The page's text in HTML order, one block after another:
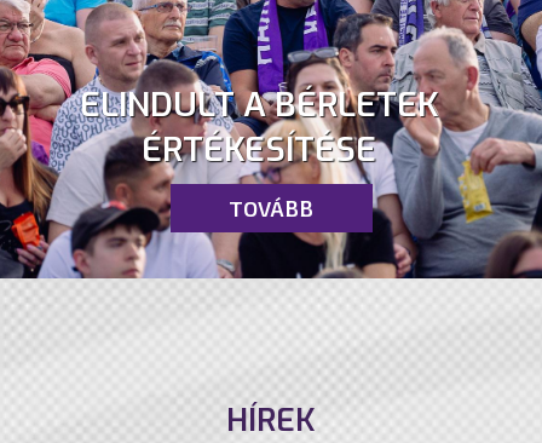
ELINDULT A BÉRLETEK
ÉRTÉKESÍTÉSE
TOVÁBB
HÍREK